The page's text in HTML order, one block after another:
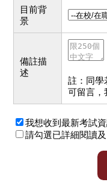
目前背
景
備註描
述
註：同學
可留言，
我想收到最新考試
請勾選已詳細閱讀